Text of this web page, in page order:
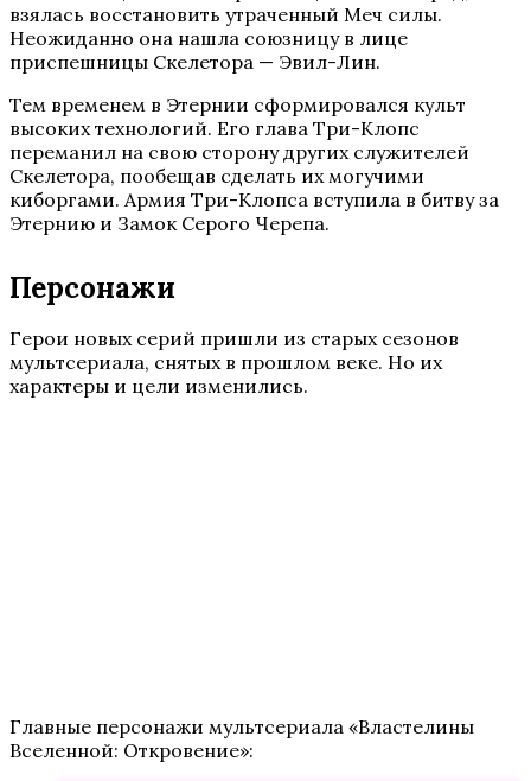
взялась восстановить утраченный Меч силы.
Неожиданно она нашла союзницу в лице
приспешницы Скелетора — Эвил-Лин.
Тем временем в Этернии сформировался культ
высоких технологий. Его глава Три-Клопс
переманил на свою сторону других служителей
Скелетора, пообещав сделать их могучими
киборгами. Армия Три-Клопса вступила в битву за
Этернию и Замок Серого Черепа.
Персонажи
Герои новых серий пришли из старых сезонов
мультсериала, снятых в прошлом веке. Но их
характеры и цели изменились.
Главные персонажи мультсериала «Властелины
Вселенной: Откровение»: